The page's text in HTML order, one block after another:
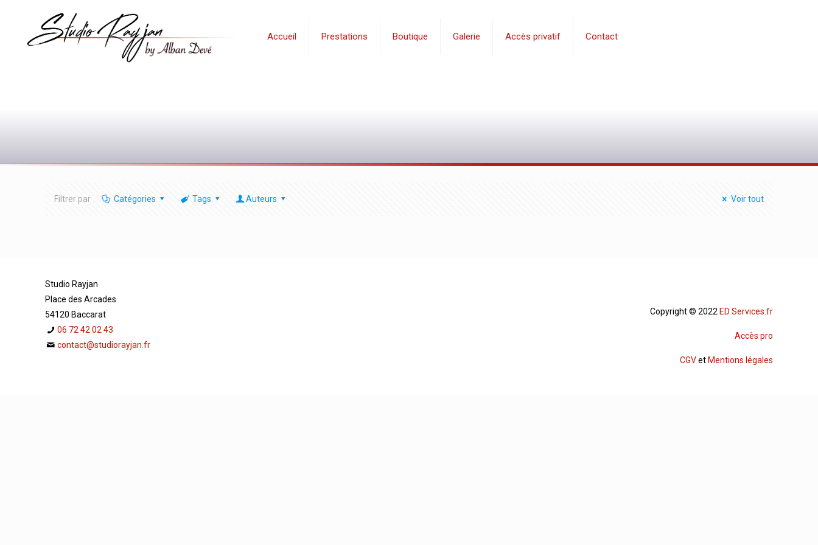
Accueil Prestations Boutique Galerie Accès privatif Contact
Filtrer par Catégories Tags Auteurs Voir tout
Studio Rayjan
Place des Arcades
54120 Baccarat
06 72 42 02 43
contact@studiorayjan.fr
Copyright © 2022 ED Services.fr
Accès pro
CGVet Mentions légales